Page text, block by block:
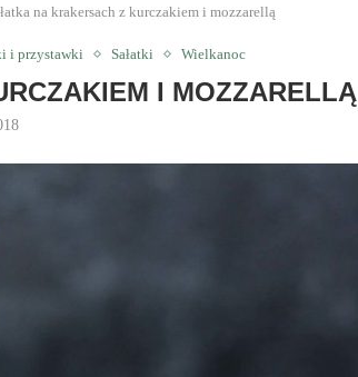
na krakersach z kurczakiem i mozzarellą
i przystawki Sałatki Wielkanoc
I MOZZARELLĄ